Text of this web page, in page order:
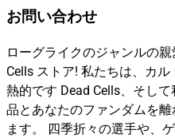
お問い合わせ
ローグライクのジャンルの
Cells ストア! 私たちは、カ
熱的です Dead Cells、そし
品とあなたのファンダムを
ます。 四季折々の選手や、